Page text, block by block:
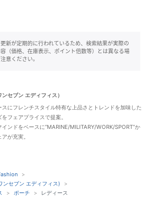
新が定期的に行われているため、検索結果が実際の
（価格、在庫表示、ポイント倍数等）とは異なる場
意ください。
セブン エディフィス）
にフレンチスタイル特有な上品さとトレンドを加味した
フェアプライスで提案。
インドをベースに“MARINE/MILITARY/WORK/SPORT”か
が充実。
ンセブン エディフィス)
ポーチ レディース